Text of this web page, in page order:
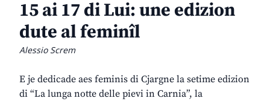
15 ai 17 di Lui: une edizion
dute al feminîl
Alessio Screm
E je dedicade aes feminis di Cjargne la setime edizion
di “La lunga notte delle pievi in Carnia”, la